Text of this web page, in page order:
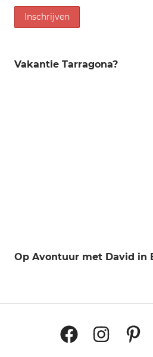
Vakantie Tarragona?
Op Avontuur met David in
FacebookInstagram